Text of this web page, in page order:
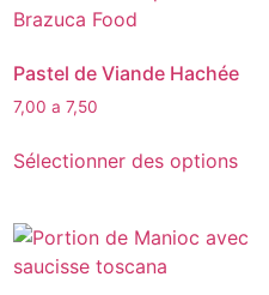
Pastel de Viande Hachée
7,00 a 7,50
Sélectionner des options